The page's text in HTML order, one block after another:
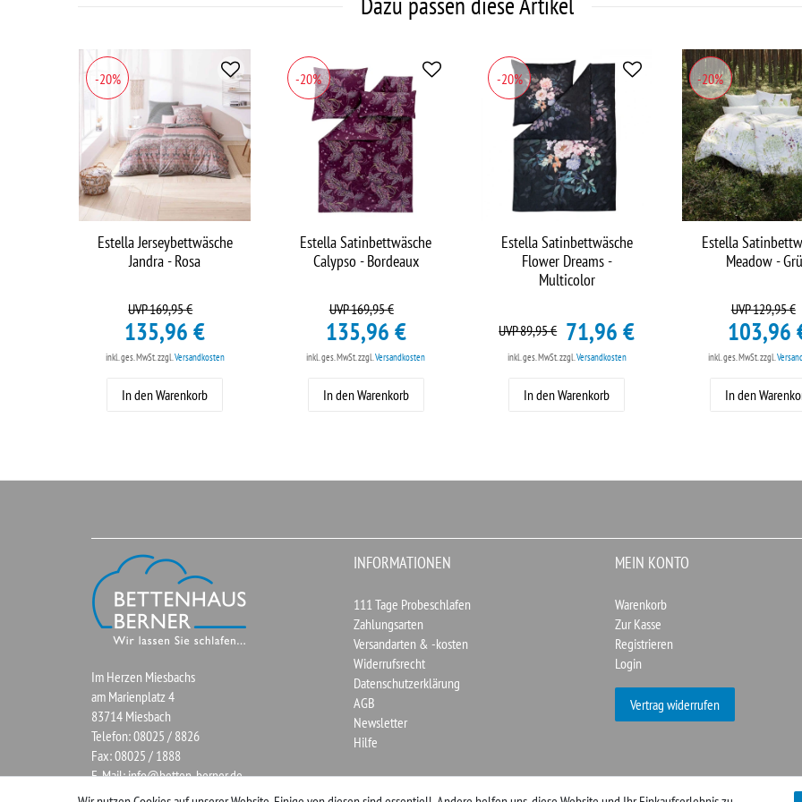
-20%
Estella Jerseybettwäsche
Jandra - Rosa
UVP 169,95 €
135,96 €
inkl. ges. MwSt.zzgl.Versandkosten
In den Warenkorb
-20%
Estella Satinbettwäsche
Calypso - Bordeaux
UVP 169,95 €
135,96 €
inkl. ges. MwSt.zzgl.Versandkosten
In den Warenkorb
-20%
Estella Satinbettwäsche
Flower Dreams -
Multicolor
UVP 89,95 € 71,96 €
inkl. ges. MwSt.zzgl.Versandkosten
In den Warenkorb
-20%
Estella
Meadow -
UVP 129,95 €
103,96
inkl. ges. MwSt.zzgl.
In den
Im Herzen Miesbachs
am Marienplatz 4
83714 Miesbach
Telefon: 08025 / 8826
Fax: 08025 / 1888
E-Mail:info@betten-berner.de
INFORMATIONEN
111 Tage Probeschlafen
Zahlungsarten
Versandarten & -kosten
Widerrufsrecht
Datenschutzerklärung
AGB
Newsletter
Hilfe
MEIN KONTO
Warenkorb
Zur Kasse
Registrieren
Login
Vertrag widerrufen